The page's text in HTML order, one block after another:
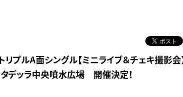
プルA面シングル【ミニライブ＆チェキ撮影会
ッラ中央噴水広場 開催決定！